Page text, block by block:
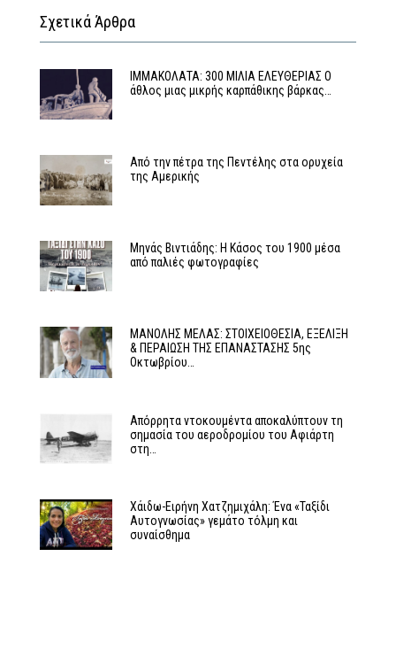
Σχετικά Άρθρα
ΙΜΜΑΚΟΛΑΤΑ: 300 ΜΙΛΙΑ ΕΛΕΥΘΕΡΙΑΣ Ο
άθλος μιας μικρής καρπάθικης βάρκας…
Από την πέτρα της Πεντέλης στα ορυχεία
της Αμερικής
Μηνάς Βιντιάδης: Η Κάσος του 1900 μέσα
από παλιές φωτογραφίες
MΑΝΟΛΗΣ ΜΕΛΑΣ: ΣΤΟΙΧΕΙΟΘΕΣΙΑ, ΕΞΕΛΙΞΗ
& ΠΕΡΑΙΩΣΗ ΤΗΣ ΕΠΑΝΑΣΤΑΣΗΣ 5ης
Οκτωβρίου…
Απόρρητα ντοκουμέντα αποκαλύπτουν τη
σημασία του αεροδρομίου του Αφιάρτη
στη…
Χάιδω-Ειρήνη Χατζημιχάλη: Ένα «Ταξίδι
Αυτογνωσίας» γεμάτο τόλμη και
συναίσθημα